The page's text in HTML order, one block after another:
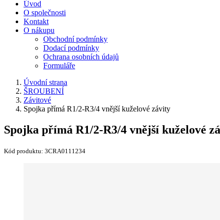
Úvod
O společnosti
Kontakt
O nákupu
Obchodní podmínky
Dodací podmínky
Ochrana osobních údajů
Formuláře
Úvodní strana
ŠROUBENÍ
Závitové
Spojka přímá R1/2-R3/4 vnější kuželové závity
Spojka přímá R1/2-R3/4 vnější kuželové
Kód produktu: 3CRA0111234